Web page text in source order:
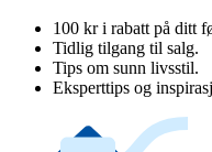
100 kr i rabatt på ditt
Tidlig tilgang til salg.
Tips om sunn livsstil.
Eksperttips og